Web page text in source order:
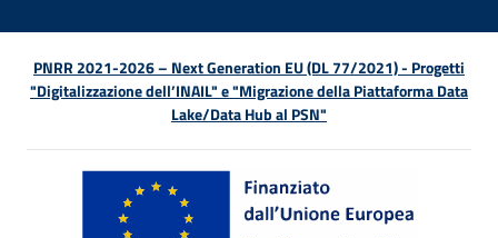
PNRR 2021-2026 – Next Generation EU (DL 77/2021) - Progetti
"Digitalizzazione dell’INAIL" e "Migrazione della Piattaforma Data
Lake/Data Hub al PSN"